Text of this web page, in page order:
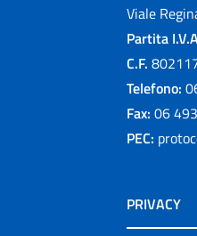
Viale
Partita
C.F.
Telefono:
Fax: 06
PEC:
PRIVACY